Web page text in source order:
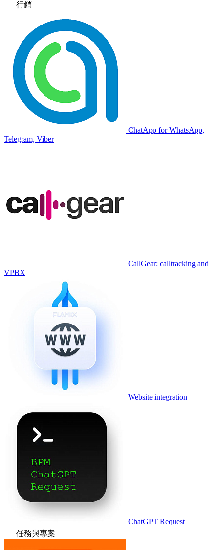
行銷
ChatApp for WhatsApp,
Telegram, Viber
CallGear: calltracking and
VPBX
Website integration
ChatGPT Request
任務與專案